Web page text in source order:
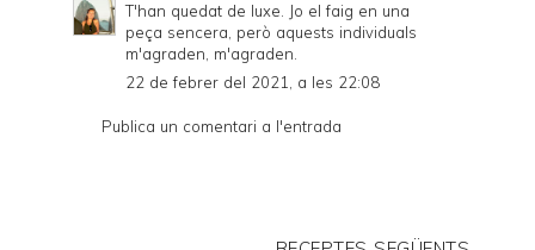
i
e
T'han quedat de luxe. Jo el faig en una
peça sencera, però aquests individuals
m'agraden, m'agraden.
22 de febrer del 2021, a les 22:08
Publica un comentari a l'entrada